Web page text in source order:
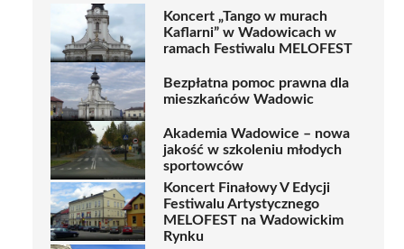
Koncert „Tango w murach
Kaflarni” w Wadowicach w
ramach Festiwalu MELOFEST
Bezpłatna pomoc prawna dla
mieszkańców Wadowic
Akademia Wadowice – nowa
jakość w szkoleniu młodych
sportowców
Koncert Finałowy V Edycji
Festiwalu Artystycznego
MELOFEST na Wadowickim
Rynku